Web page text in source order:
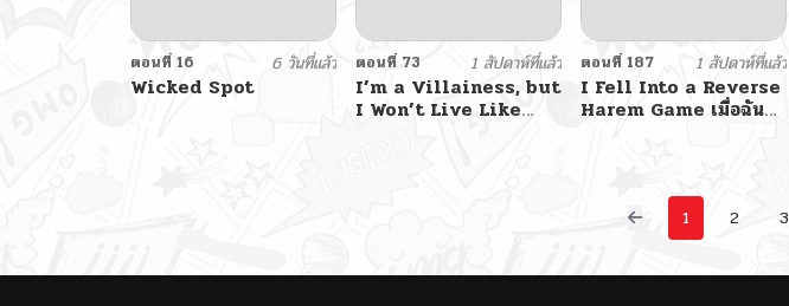
ตอนที่ 16 6 วันที่แล้ว
Wicked Spot
ตอนที่ 73 1 สัปดาห์ที่แล้ว
I’m a Villainess, but
I Won’t Live Like
ตอนที่ 187 1 สัปดาห์ที่แล้ว
I Fell Into a Reverse
Harem Game เมื่อฉัน
1 2 3